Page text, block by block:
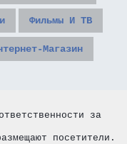
Фильмы И ТВ
Магазин
за
посетители.